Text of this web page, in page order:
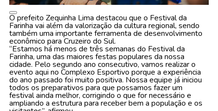
O prefeito Zequinha Lima destacou que o Festival da
Farinha vai além da valorização da cultura regional, sendo
também uma importante ferramenta de desenvolvimento
econômico para Cruzeiro do Sul.
“Estamos há menos de três semanas do Festival da
Farinha, uma das maiores festas populares da nossa
cidade. Pelo segundo ano consecutivo, vamos realizar o
evento aqui no Complexo Esportivo porque a experiência
do ano passado foi muito positiva. Nossa equipe já iniciou
todos os preparativos para que possamos fazer um
festival ainda melhor, corrigindo o que for necessário e
ampliando a estrutura para receber bem a população e os